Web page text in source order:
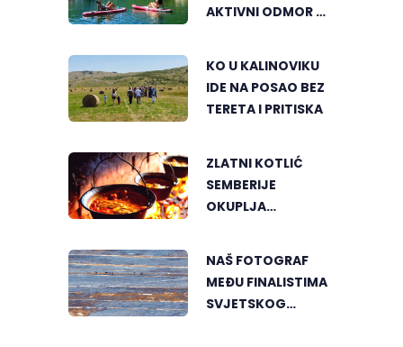
AKTIVNI ODMOR U
KO U KALINOVIKU
IDE NA POSAO BEZ
TERETA I PRITISKA
ZLATNI KOTLIĆ
SEMBERIJE
OKUPLJA
RIBLJEG PAPRIKAŠA
U DVOROVIMA
NAŠ FOTOGRAF
MEĐU FINALISTIMA
SVJETSKOG